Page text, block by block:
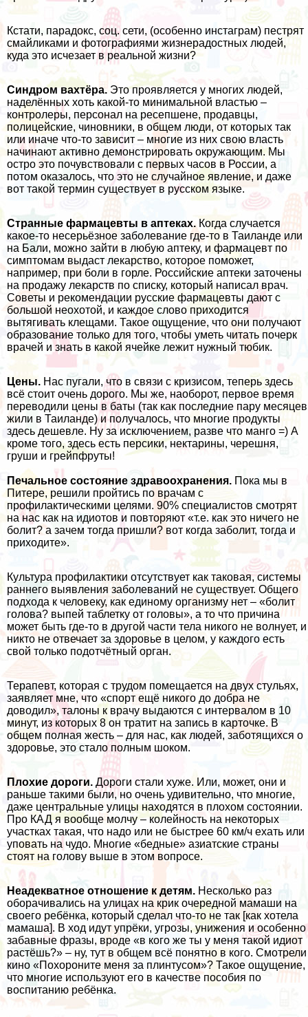
Кстати, парадокс, соц. сети, (особенно инстаграм) пестрят
смайликами и фотографиями жизнерадостных людей,
куда это исчезает в реальной жизни?
Синдром вахтёра. Это проявляется у многих людей,
наделённых хоть какой-то минимальной властью –
контролеры, персонал на ресепшене, продавцы,
полицейские, чиновники, в общем люди, от которых так
или иначе что-то зависит – многие из них свою власть
начинают активно демонстрировать окружающим. Мы
остро это почувствовали с первых часов в России, а
потом оказалось, что это не случайное явление, и даже
вот такой термин существует в русском языке.
Странные фармацевты в аптеках. Когда случается
какое-то несерьёзное заболевание где-то в Таиландеили
на Бали, можно зайти в любую аптеку, и фармацевт по
симптомам выдаст лекарство, которое поможет,
например, при боли в горле. Российские аптеки заточены
на продажу лекарств по списку, который написал врач.
Советы и рекомендации русские фармацевты дают с
большой неохотой, и каждое слово приходится
вытягивать клещами. Такое ощущение, что они получают
образование только для того, чтобы уметь читать почерк
врачей и знать в какой ячейке лежит нужный тюбик.
Цены. Нас пугали, что в связи с кризисом, теперь здесь
всё стоит очень дорого. Мы же, наоборот, первое время
переводили цены в баты (так как последние пару месяцев
жили в Таиланде) и получалось, что многие продукты
здесь дешевле. Ну за исключением, разве что манго =) А
кроме того, здесь есть персики, нектарины, черешня,
груши и грейпфруты!
Печальное состояние здравоохранения. Пока мы в
Питере, решили пройтись по врачам с
профилактическими целями. 90% специалистов смотрят
на нас как на идиотов и повторяют «т.е. как это ничего не
болит? а зачем тогда пришли? вот когда заболит, тогда и
приходите».
Культура профилактики отсутствует как таковая, системы
раннего выявления заболеваний не существует. Общего
подхода к человеку, как единому организму нет – «болит
голова? выпей таблетку от головы», а то что причина
может быть где-то в другой части тела никого не волнует, и
никто не отвечает за здоровье в целом, у каждого есть
свой только подотчётный орган.
Терапевт, которая с трудом помещается на двух стульях,
заявляет мне, что «спорт ещё никого до добра не
доводил», талоны к врачу выдаются с интервалом в 10
минут, из которых 8 он тратит на запись в карточке. В
общем полная жесть – для нас, как людей, заботящихся о
здоровье, это стало полным шоком.
Плохие дороги. Дороги стали хуже. Или, может, они и
раньше такими были, но очень удивительно, что многие,
даже центральные улицы находятся в плохом состоянии.
Про КАД я вообще молчу – колейность на некоторых
участках такая, что надо или не быстрее 60 км/ч ехать или
уповать на чудо. Многие «бедные» азиатские страны
стоят на голову выше в этом вопросе.
Неадекватное отношение к детям. Несколько раз
оборачивались на улицах на крик очередной мамаши на
своего ребёнка, который сделал что-то не так [как хотела
мамаша]. В ход идут упрёки, угрозы, унижения и особенно
забавные фразы, вроде «в кого же ты у меня такой идиот
растёшь?» – ну, тут в общем всё понятно в кого. Смотрели
кино «Похороните меня за плинтусом»? Такое ощущение,
что многие используют его в качестве пособия по
воспитанию ребёнка.